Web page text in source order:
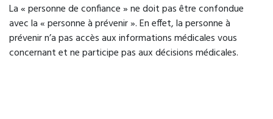
La « personne de confiance » ne doit pas être confondue
avec la « personne à prévenir ». En effet, la personne à
prévenir n’a pas accès aux informations médicales vous
concernant et ne participe pas aux décisions médicales.